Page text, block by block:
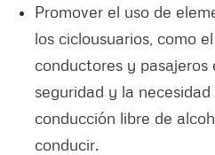
Promover el uso de
los ciclousuarios, como
conductores y
seguridad y la
conducción libre de
conducir.